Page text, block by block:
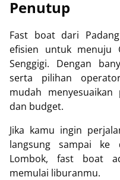
Penutup
Fast boat dari
efisien untuk menuju
Senggigi. Dengan
serta pilihan
mudah
dan budget.
Jika kamu ingin
langsung sampai ke
Lombok, fast boat
memulai liburanmu.